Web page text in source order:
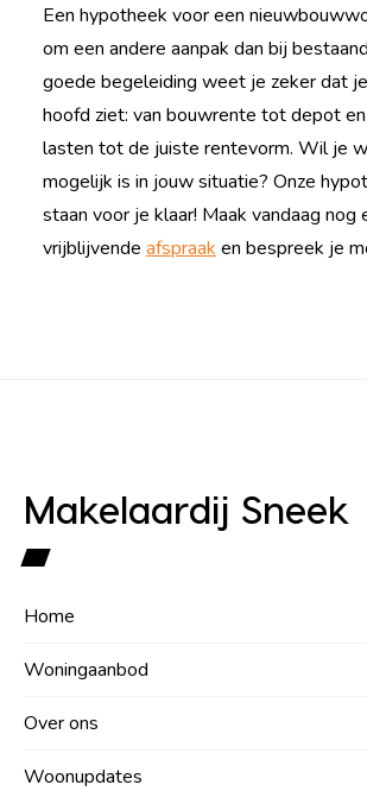
Een hypotheek voor een
om een andere aanpak dan bij
goede begeleiding weet je zeker dat
hoofd ziet: van bouwrente tot depot
lasten tot de juiste rentevorm. Wil je
mogelijk is in jouw situatie? Onze
staan voor je klaar! Maak vandaag nog
vrijblijvende afspraak en bespreek je
Makelaardij Sneek
Home
Woningaanbod
Over ons
Woonupdates